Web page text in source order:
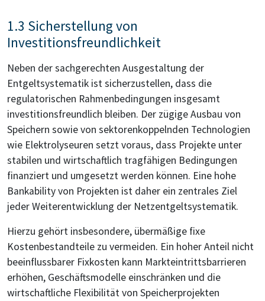
1.3 Sicherstellung von
Investitionsfreundlichkeit
Neben der sachgerechten Ausgestaltung der
Entgeltsystematik ist sicherzustellen, dass die
regulatorischen Rahmenbedingungen insgesamt
investitionsfreundlich bleiben. Der zügige Ausbau von
Speichern sowie von sektorenkoppelnden Technologien
wie Elektrolyseuren setzt voraus, dass Projekte unter
stabilen und wirtschaftlich tragfähigen Bedingungen
finanziert und umgesetzt werden können. Eine hohe
Bankability von Projekten ist daher ein zentrales Ziel
jeder Weiterentwicklung der Netzentgeltsystematik.
Hierzu gehört insbesondere, übermäßige fixe
Kostenbestandteile zu vermeiden. Ein hoher Anteil nicht
beeinflussbarer Fixkosten kann Markteintrittsbarrieren
erhöhen, Geschäftsmodelle einschränken und die
wirtschaftliche Flexibilität von Speicherprojekten